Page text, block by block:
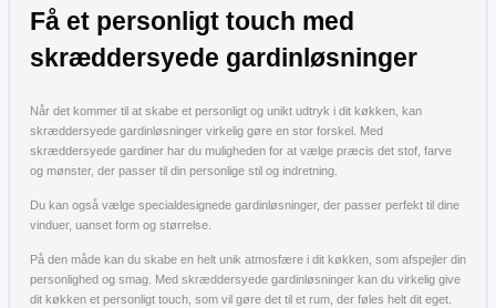
Få et personligt touch med
skræddersyede gardinløsninger
Når det kommer til at skabe et personligt og unikt udtryk i dit køkken, kan
skræddersyede gardinløsninger virkelig gøre en stor forskel. Med
skræddersyede gardiner har du muligheden for at vælge præcis det stof, farve
og mønster, der passer til din personlige stil og indretning.
Du kan også vælge specialdesignede gardinløsninger, der passer perfekt til dine
vinduer, uanset form og størrelse.
På den måde kan du skabe en helt unik atmosfære i dit køkken, som afspejler din
personlighed og smag. Med skræddersyede gardinløsninger kan du virkelig give
dit køkken et personligt touch, som vil gøre det til et rum, der føles helt dit eget.